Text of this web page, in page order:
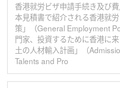
よく
お問
香港就労ビザ申請手続き及び費
本見積書で紹介される香港就
策」（General Employment
門家、投資するために香港に
土の人材輸入計画」（
Talents and Pro